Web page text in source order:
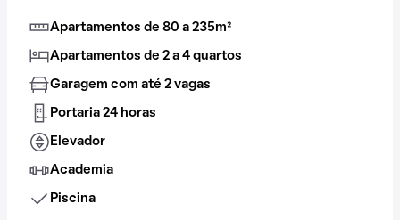
Apartamentos de 80 a 235m²
Apartamentos de 2 a 4 quartos
Garagem com até 2 vagas
Portaria 24 horas
Elevador
Academia
Piscina